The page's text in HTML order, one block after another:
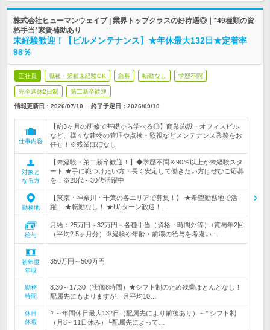
株式会社ヒューマンウェイブ | 業界トップクラスの好待遇◎｜*49種類の資
格手当*家賃補助あり
未経験歓迎！【ビルメンテナンス】★年休最大132日★定着率
98％
正社員 職種・業種未経験OK 急募 転勤なし 学歴不問
完全週休2日制 第二新卒歓迎
情報更新日：2026/07/10 終了予定日： 2026/09/10
仕事内容
【約3ヶ月の研修で基礎から学べる◎】商業施設・オフィスビル
など、様々な建物の管理や点検・監視などメンテナンス業務をお
任せ！※残業ほぼなし
対象と
なる方
【未経験・第二新卒歓迎！】◆学歴不問＆90％以上が未経験スタ
ート ★手に職つけたい方・長く安定して働きたい方はぜひご応募
を！※20代～30代活躍中
勤務地
【東京・神奈川・千葉の各エリアで募集！】 ★希望勤務地で活
躍！ ★転勤なし！ ★U/Iターン歓迎！…
給与
月給：25万円～32万円＋各種手当（資格・時間外等）+賞与年2回
（平均2.5ヶ月分）※経験や年齢・前職の給与を考慮い…
初年度
年収
350万円～500万円
勤務
時間
8:30～17:30（実働8時間）★シフト制のため残業ほとんどなし！
配属先にもよりますが、月平均10…
休日
休暇
# ～年間休日最大132日（配属先により前後あり）～* シフト制
（月8～11日休み）└配属先によって…